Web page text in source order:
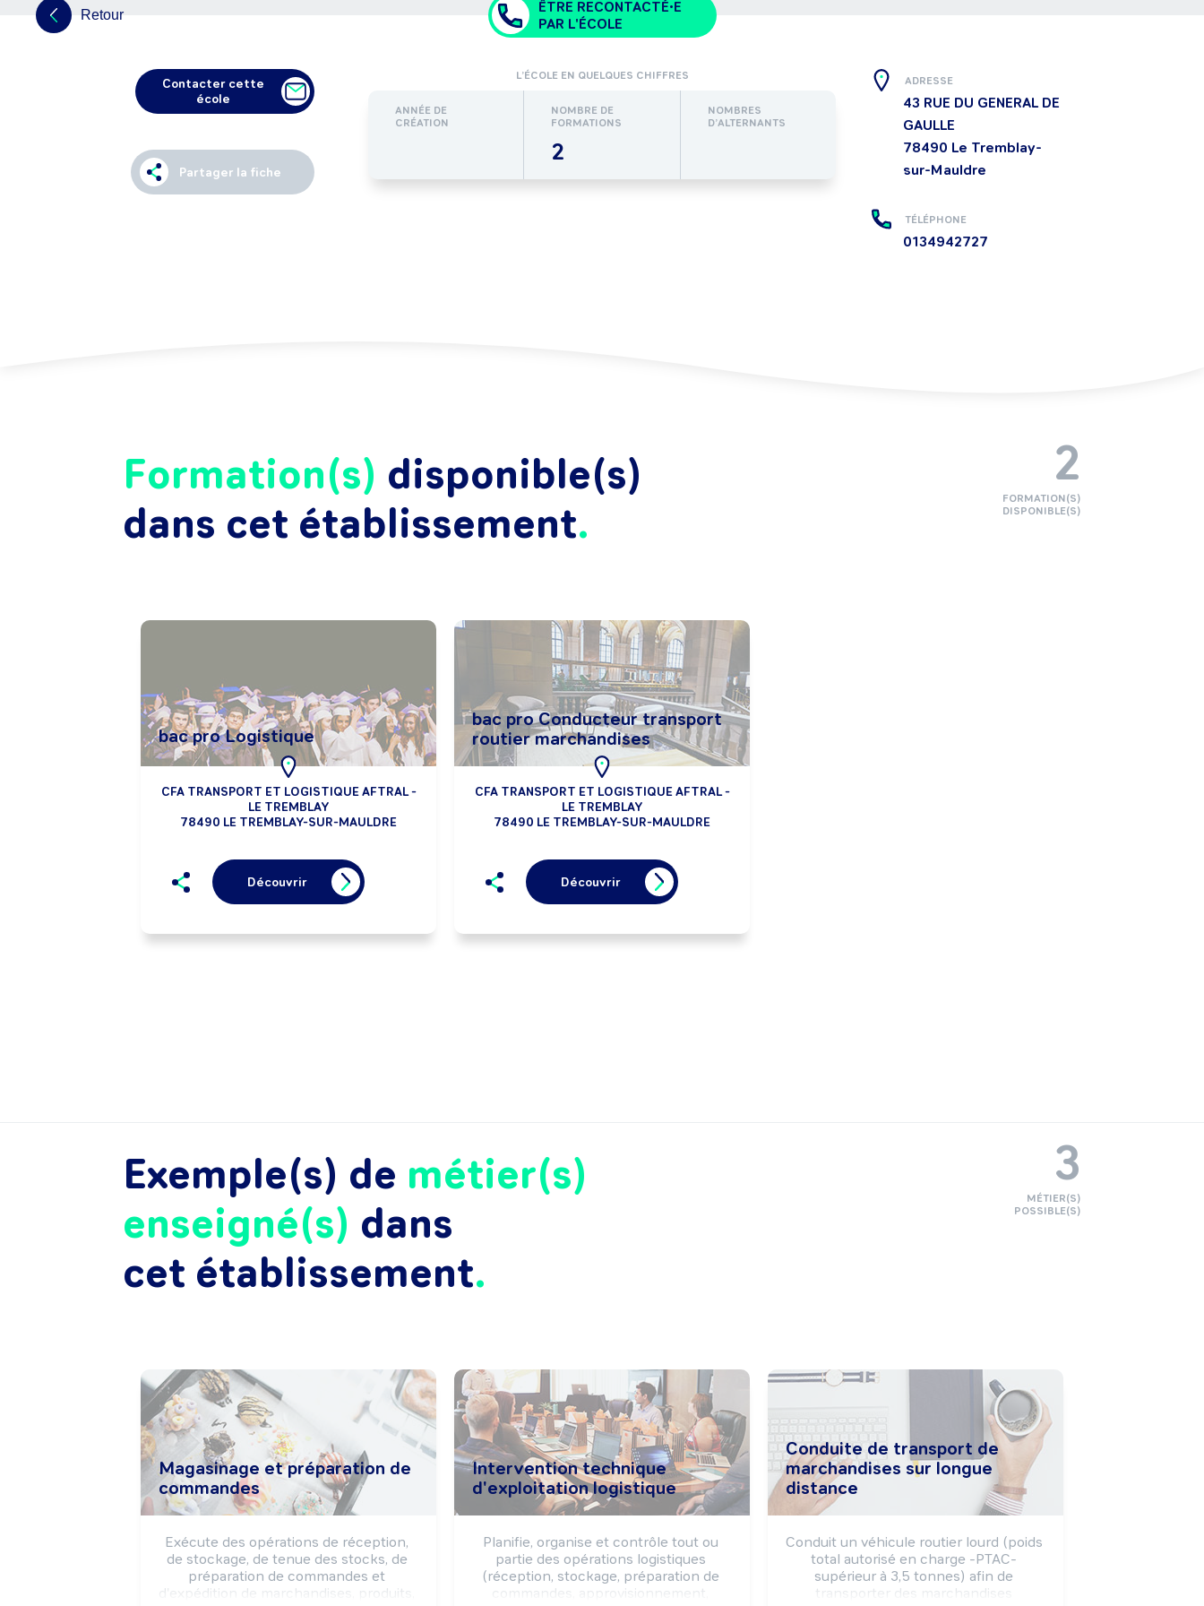
ÊTRE RECONTACTÉ•E
PAR L'ÉCOLE
Retour
Contacter cette
école
Partager la fiche
L’ÉCOLE EN QUELQUES CHIFFRES
ANNÉE DE
CRÉATION
NOMBRE DE
FORMATIONS
2
NOMBRES
D’ALTERNANTS
ADRESSE
43 RUE DU GENERAL DE
GAULLE
78490 Le Tremblay-
sur-Mauldre
TÉLÉPHONE
0134942727
Formation(s) disponible(s)
dans cet établissement
bac pro Logistique
CFA TRANSPORT ET LOGISTIQUE AFTRAL -
LE TREMBLAY
78490 LE TREMBLAY-SUR-MAULDRE
Découvrir
bac pro Conducteur transport
routier marchandises
CFA TRANSPORT ET LOGISTIQUE AFTRAL -
LE TREMBLAY
78490 LE TREMBLAY-SUR-MAULDRE
Découvrir
2
FORMATION(S)
DISPONIBLE(S)
Exemple(s) de métier(s)
enseigné(s) dans
cet établissement
Magasinage et préparation de
commandes
Exécute des opérations de réception,
de stockage, de tenue des stocks, de
préparation de commandes et
d'expédition de marchandises, produits,
Intervention technique
d'exploitation logistique
Planifie, organise et contrôle tout ou
partie des opérations logistiques
(réception, stockage, préparation de
commandes, approvisionnement,
Conduite de transport de
marchandises sur longue
distance
Conduit un véhicule routier lourd (poids
total autorisé en charge -PTAC-
supérieur à 3,5 tonnes) afin de
transporter des marchandises
3
MÉTIER(S)
POSSIBLE(S)